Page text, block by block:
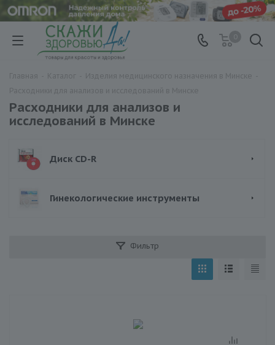
Расходники для анализов и
исследований в Минске
Диск CD-R
Гинекологические инструменты
Фильтр